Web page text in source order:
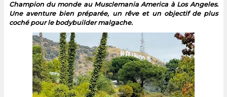
Champion du monde au Musclemania America à Los Angeles.
Une aventure bien préparée, un rêve et un objectif de plus
coché pour le bodybuilder malgache.